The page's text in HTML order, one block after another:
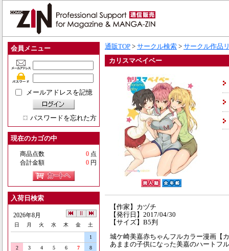
会員メニュー
メールアドレスを記憶
パスワードを忘れた方
現在のカゴの中
商品点数 0 点
合計金額
0 円
入荷日検索
2026年8月
日 月 火 水 木 金 土
1
2
3 4 5 6 7
8
通販TOP > サークル検索 > サークル作品
カリスマベイベー
【作家】カヅチ
【発行日】2017/04/30
【サイズ】B5判
城ケ崎美嘉赤ちゃんフルカラー漫画【
あままの子供になった美嘉のハートフ